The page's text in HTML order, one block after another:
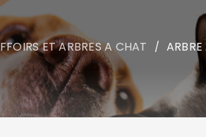
ET ARBRES A CHAT /